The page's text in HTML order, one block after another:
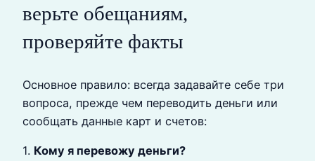
верьте обещаниям,
проверяйте факты
Основное правило: всегда задавайте себе три
вопроса, прежде чем переводить деньги или
сообщать данные карт и счетов:
1. Кому я перевожу деньги?